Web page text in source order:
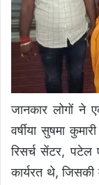
जानकार लोगों ने
वर्षीया सुषमा
रिसर्च सेंटर,
कार्यरत थे,